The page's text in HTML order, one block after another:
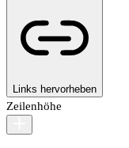
Links hervorheben
Zeilenhöhe